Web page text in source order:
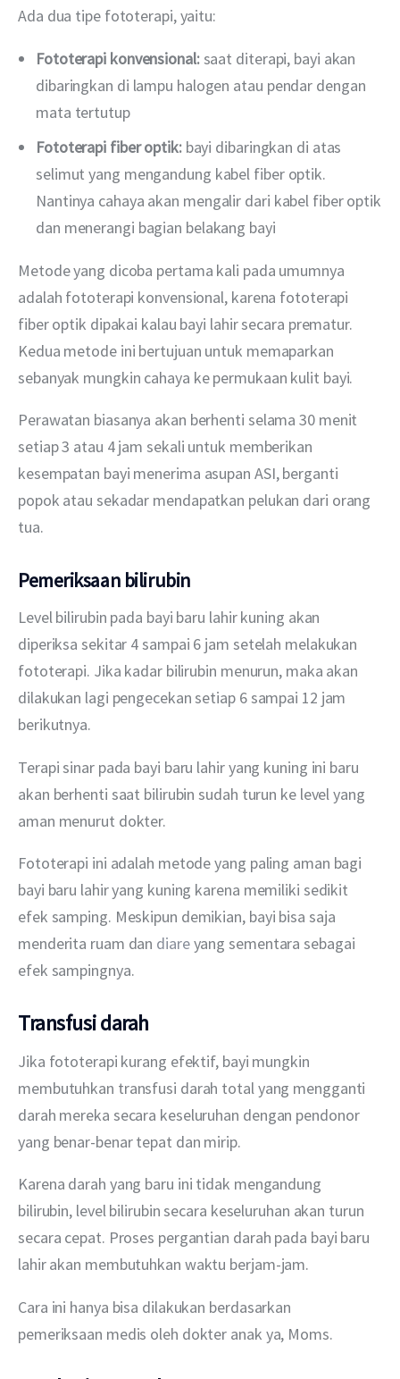
Ada dua tipe fototerapi, yaitu:
Fototerapi konvensional:saat diterapi, bayi akan
dibaringkan di lampu halogen atau pendar dengan
mata tertutup
Fototerapi fiber optik:bayi dibaringkan di atas
selimut yang mengandung kabel fiber optik.
Nantinya cahaya akan mengalir dari kabel fiber optik
dan menerangi bagian belakang bayi
Metode yang dicoba pertama kali pada umumnya
adalah fototerapi konvensional, karena fototerapi
fiber optik dipakai kalau bayi lahir secara prematur.
Kedua metode ini bertujuan untuk memaparkan
sebanyak mungkin cahaya ke permukaan kulit bayi.
Perawatan biasanya akan berhenti selama 30 menit
setiap 3 atau 4 jam sekali untuk memberikan
kesempatan bayi menerima asupan ASI, berganti
popok atau sekadar mendapatkan pelukan dari orang
tua.
Pemeriksaan bilirubin
Level bilirubin pada bayi baru lahir kuning akan
diperiksa sekitar 4 sampai 6 jam setelah melakukan
fototerapi. Jika kadar bilirubin menurun, maka akan
dilakukan lagi pengecekan setiap 6 sampai 12 jam
berikutnya.
Terapi sinar pada bayi baru lahir yang kuning ini baru
akan berhenti saat bilirubin sudah turun ke level yang
aman menurut dokter.
Fototerapi ini adalah metode yang paling aman bagi
bayi baru lahir yang kuning karena memiliki sedikit
efek samping. Meskipun demikian, bayi bisa saja
menderita ruam dan diare yang sementara sebagai
efek sampingnya.
Transfusi darah
Jika fototerapi kurang efektif, bayi mungkin
membutuhkan transfusi darah total yang mengganti
darah mereka secara keseluruhan dengan pendonor
yang benar-benar tepat dan mirip.
Karena darah yang baru ini tidak mengandung
bilirubin, level bilirubin secara keseluruhan akan turun
secara cepat. Proses pergantian darah pada bayi baru
lahir akan membutuhkan waktu berjam-jam.
Cara ini hanya bisa dilakukan berdasarkan
pemeriksaan medis oleh dokter anak ya, Moms.